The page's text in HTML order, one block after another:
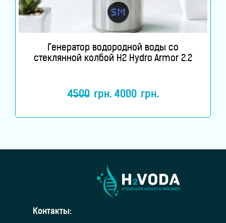
Генератор водородной воды со
стеклянной колбой H2 Hydro Armor 2.2
4500 грн. 4000 грн.
Контакты: